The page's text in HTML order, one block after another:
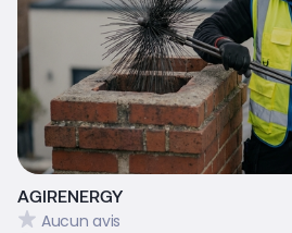
AGIRENERGY
Aucun avis